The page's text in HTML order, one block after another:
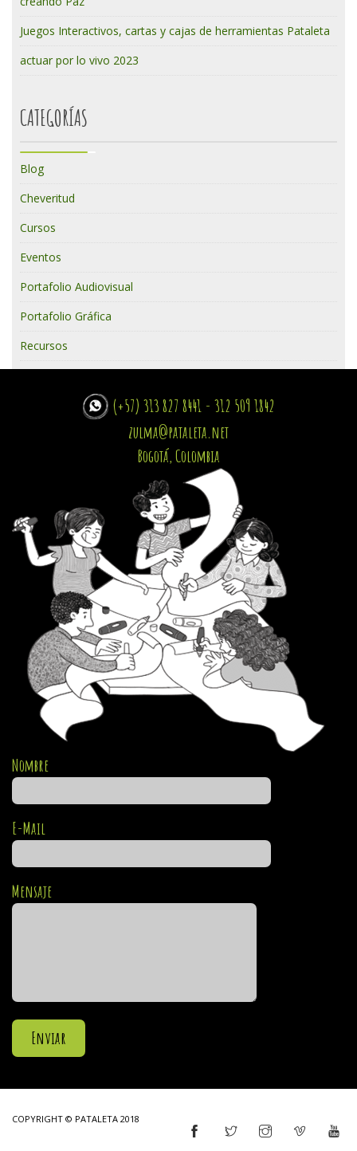
Juegos Interactivos, cartas y cajas de herramientas Pataleta
actuar por lo vivo 2023
CATEGORÍAS
Blog
Cheveritud
Cursos
Eventos
Portafolio Audiovisual
Portafolio Gráfica
Recursos
(+57) 313 827 8441 - 312 509 1842
zulma@pataleta.net
Bogotá, Colombia
Nombre
E-Mail
Mensaje
COPYRIGHT © PATALETA 2018